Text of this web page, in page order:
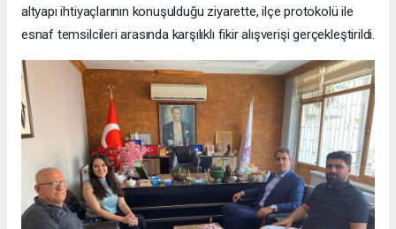
altyapı ihtiyaçlarının konuşulduğu ziyarette, ilçe protokolü ile
esnaf temsilcileri arasında karşılıklı fikir alışverişi gerçekleştirildi.